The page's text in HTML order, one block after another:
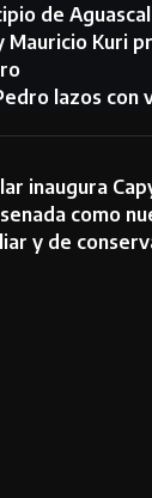
de
Mauricio Kuri
lazos con
inaugura
como
y de